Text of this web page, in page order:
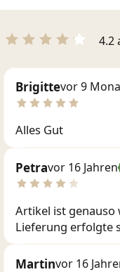
4.2
Brigittevor 9
Alles Gut
Petravor 16 Jahren
Artikel ist genauso
Lieferung erfolgte
Martinvor 16